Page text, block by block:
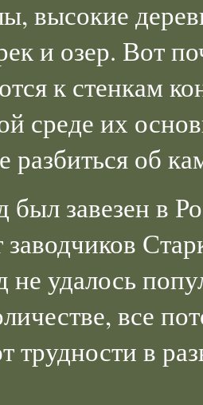
высокие
и озер. Вот
к стенкам
среде их
разбиться об
завезен в
не удалось
все
трудности в